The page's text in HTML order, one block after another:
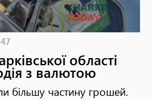
області
з валютою
більшу частину грошей.